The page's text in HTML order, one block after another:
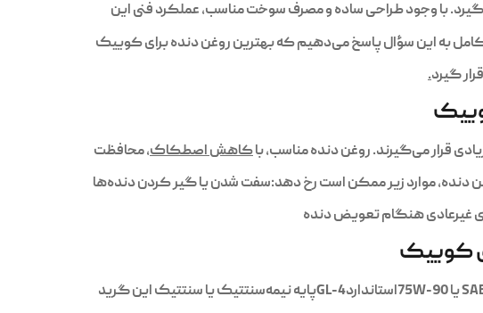
با وجود طراحی ساده و مصرف سوخت مناسب، عملکرد فنی این
به این سؤال پاسخ می‌دهیم که بهترین روغن دنده برای کوییک
گیرد.
قرار می‌گیرند. روغن دنده مناسب، باکاهش اصطکاک، محافظت
موارد زیر ممکن است رخ دهد:سفت شدن یا گیر کردن دنده‌ها
هنگام تعویض دنده
کوییک